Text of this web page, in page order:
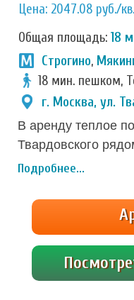
Цена: 2047.08 руб./
Общая площадь: 18 м
Строгино,
18 мин. пешком,
г. Москва, ул.
В аренду теплое
Твардовского
пин-коду без
парковка. В боксе
современный
вариант для […]
Подробнее...